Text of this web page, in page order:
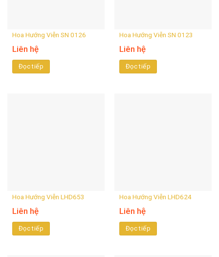
Hoa Hướng Viễn SN 0126
Liên hệ
Đọc tiếp
Hoa Hướng Viễn SN 0123
Liên hệ
Đọc tiếp
Hoa Hướng Viễn LHD653
Liên hệ
Đọc tiếp
Hoa Hướng Viễn LHD624
Liên hệ
Đọc tiếp